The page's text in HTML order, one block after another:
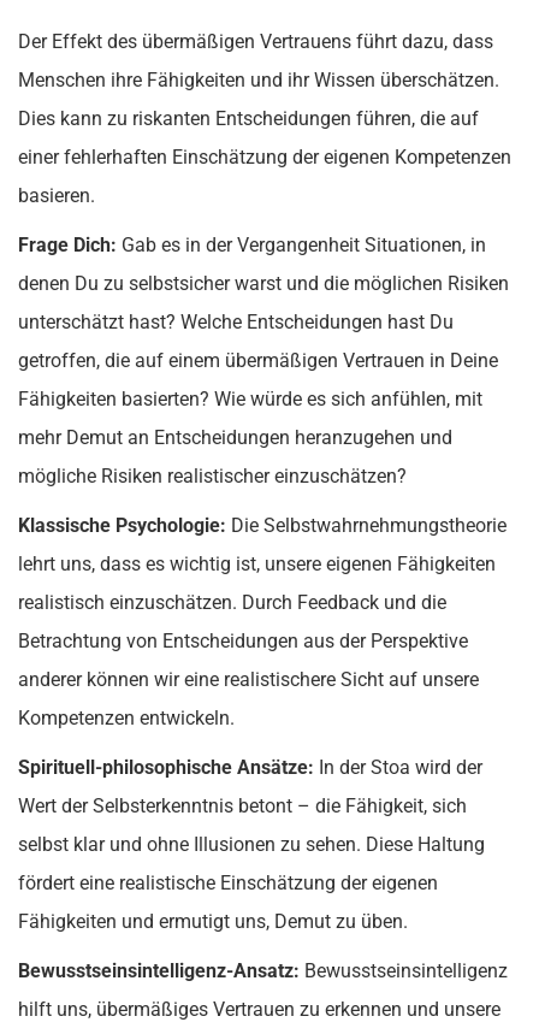
Der Effekt des übermäßigen Vertrauens führt dazu, dass
Menschen ihre Fähigkeiten und ihr Wissen überschätzen.
Dies kann zu riskanten Entscheidungen führen, die auf
einer fehlerhaften Einschätzung der eigenen Kompetenzen
basieren.
Frage Dich: Gab es in der Vergangenheit Situationen, in
denen Du zu selbstsicher warst und die möglichen Risiken
unterschätzt hast? Welche Entscheidungen hast Du
getroffen, die auf einem übermäßigen Vertrauen in Deine
Fähigkeiten basierten? Wie würde es sich anfühlen, mit
mehr Demut an Entscheidungen heranzugehen und
mögliche Risiken realistischer einzuschätzen?
Klassische Psychologie: Die Selbstwahrnehmungstheorie
lehrt uns, dass es wichtig ist, unsere eigenen Fähigkeiten
realistisch einzuschätzen. Durch Feedback und die
Betrachtung von Entscheidungen aus der Perspektive
anderer können wir eine realistischere Sicht auf unsere
Kompetenzen entwickeln.
Spirituell-philosophische Ansätze: In der Stoa wird der
Wert der Selbsterkenntnis betont – die Fähigkeit, sich
selbst klar und ohne Illusionen zu sehen. Diese Haltung
fördert eine realistische Einschätzung der eigenen
Fähigkeiten und ermutigt uns, Demut zu üben.
Bewusstseinsintelligenz-Ansatz: Bewusstseinsintelligenz
hilft uns, übermäßiges Vertrauen zu erkennen und unsere